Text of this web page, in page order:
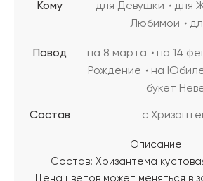
Кому для Девушки для
Любимой
Повод на 8 марта на 14
Рождение
на
букет
Состав с
Описание
Состав: Хризантема
Цена цветов может меняться в